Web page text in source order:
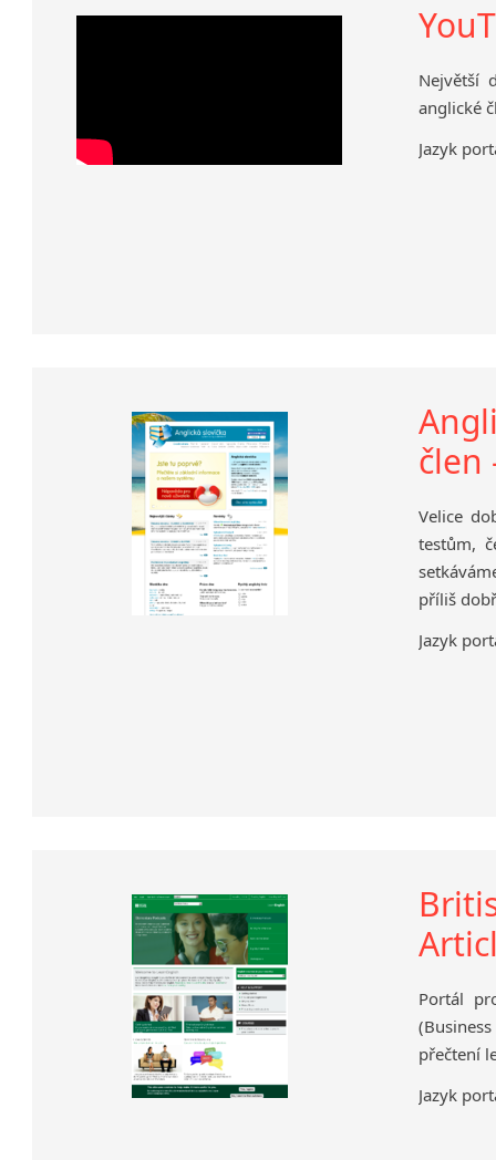
Největší
anglické
Jazyk
člen
Velice
testům,
příliš
Jazyk
Portál
přečtení
Jazyk